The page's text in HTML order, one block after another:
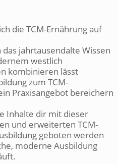
die TCM-Ernährung auf
jahrtausendalte Wissen
westlich
kombinieren lässt
zum TCM-
Praxisangebot bereichern
Inhalte dir mit dieser
und erweiterten TCM-
geboten werden
moderne Ausbildung